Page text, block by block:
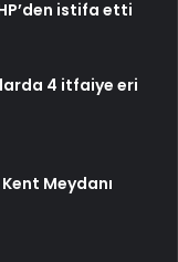
istifa etti
4 itfaiye eri
Meydanı